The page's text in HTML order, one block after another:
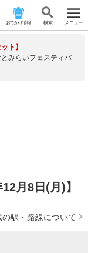
おでかけ情報 検 索 メニュー
ト】
みらいフェスティバ
月8日(月)】
駅・路線について